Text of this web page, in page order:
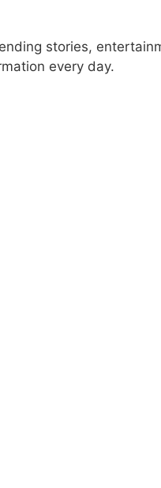
stories,
every day.